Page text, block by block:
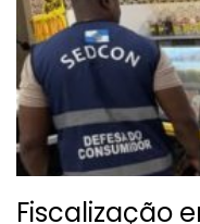
Fiscalização